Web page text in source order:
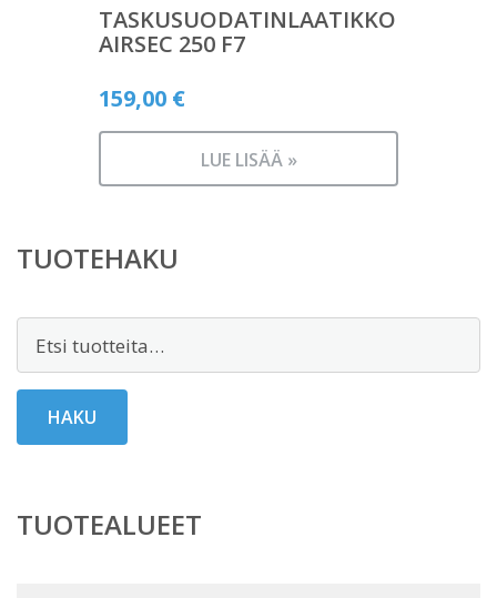
TASKUSUODATINLAATIKKO
AIRSEC 250 F7
159,00 €
LUE LISÄÄ »
TUOTEHAKU
HAKU
TUOTEALUEET